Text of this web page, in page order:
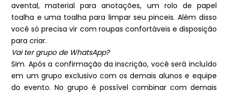
avental, material para anotações, um rolo de papel
toalha e uma toalha para limpar seu pinceis. Além disso
você só precisa vir com roupas confortáveis e disposição
para criar.
Vai ter grupo de WhatsApp?
Sim. Após a confirmação da inscrição, você será incluído
em um grupo exclusivo com os demais alunos e equipe
do evento. No grupo é possível combinar com demais